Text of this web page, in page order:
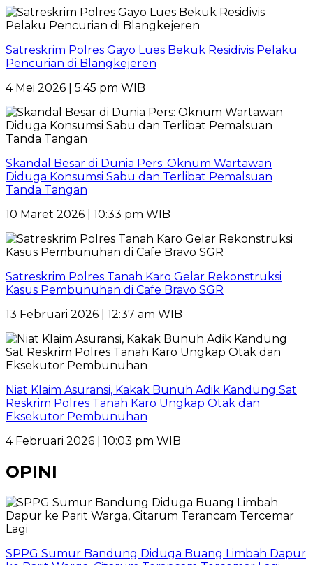
Satreskrim Polres Gayo Lues Bekuk Residivis Pelaku
Pencurian di Blangkejeren
4 Mei 2026 | 5:45 pm WIB
Skandal Besar di Dunia Pers: Oknum Wartawan
Diduga Konsumsi Sabu dan Terlibat Pemalsuan
Tanda Tangan
10 Maret 2026 | 10:33 pm WIB
Satreskrim Polres Tanah Karo Gelar Rekonstruksi
Kasus Pembunuhan di Cafe Bravo SGR
13 Februari 2026 | 12:37 am WIB
Niat Klaim Asuransi, Kakak Bunuh Adik Kandung Sat
Reskrim Polres Tanah Karo Ungkap Otak dan
Eksekutor Pembunuhan
4 Februari 2026 | 10:03 pm WIB
OPINI
SPPG Sumur Bandung Diduga Buang Limbah Dapur